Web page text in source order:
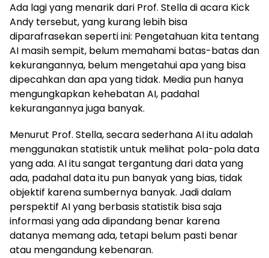
Ada lagi yang menarik dari Prof. Stella di acara Kick
Andy tersebut, yang kurang lebih bisa
diparafrasekan seperti ini: Pengetahuan kita tentang
AI masih sempit, belum memahami batas-batas dan
kekurangannya, belum mengetahui apa yang bisa
dipecahkan dan apa yang tidak. Media pun hanya
mengungkapkan kehebatan AI, padahal
kekurangannya juga banyak.
Menurut Prof. Stella, secara sederhana AI itu adalah
menggunakan statistik untuk melihat pola-pola data
yang ada. AI itu sangat tergantung dari data yang
ada, padahal data itu pun banyak yang bias, tidak
objektif karena sumbernya banyak. Jadi dalam
perspektif AI yang berbasis statistik bisa saja
informasi yang ada dipandang benar karena
datanya memang ada, tetapi belum pasti benar
atau mengandung kebenaran.